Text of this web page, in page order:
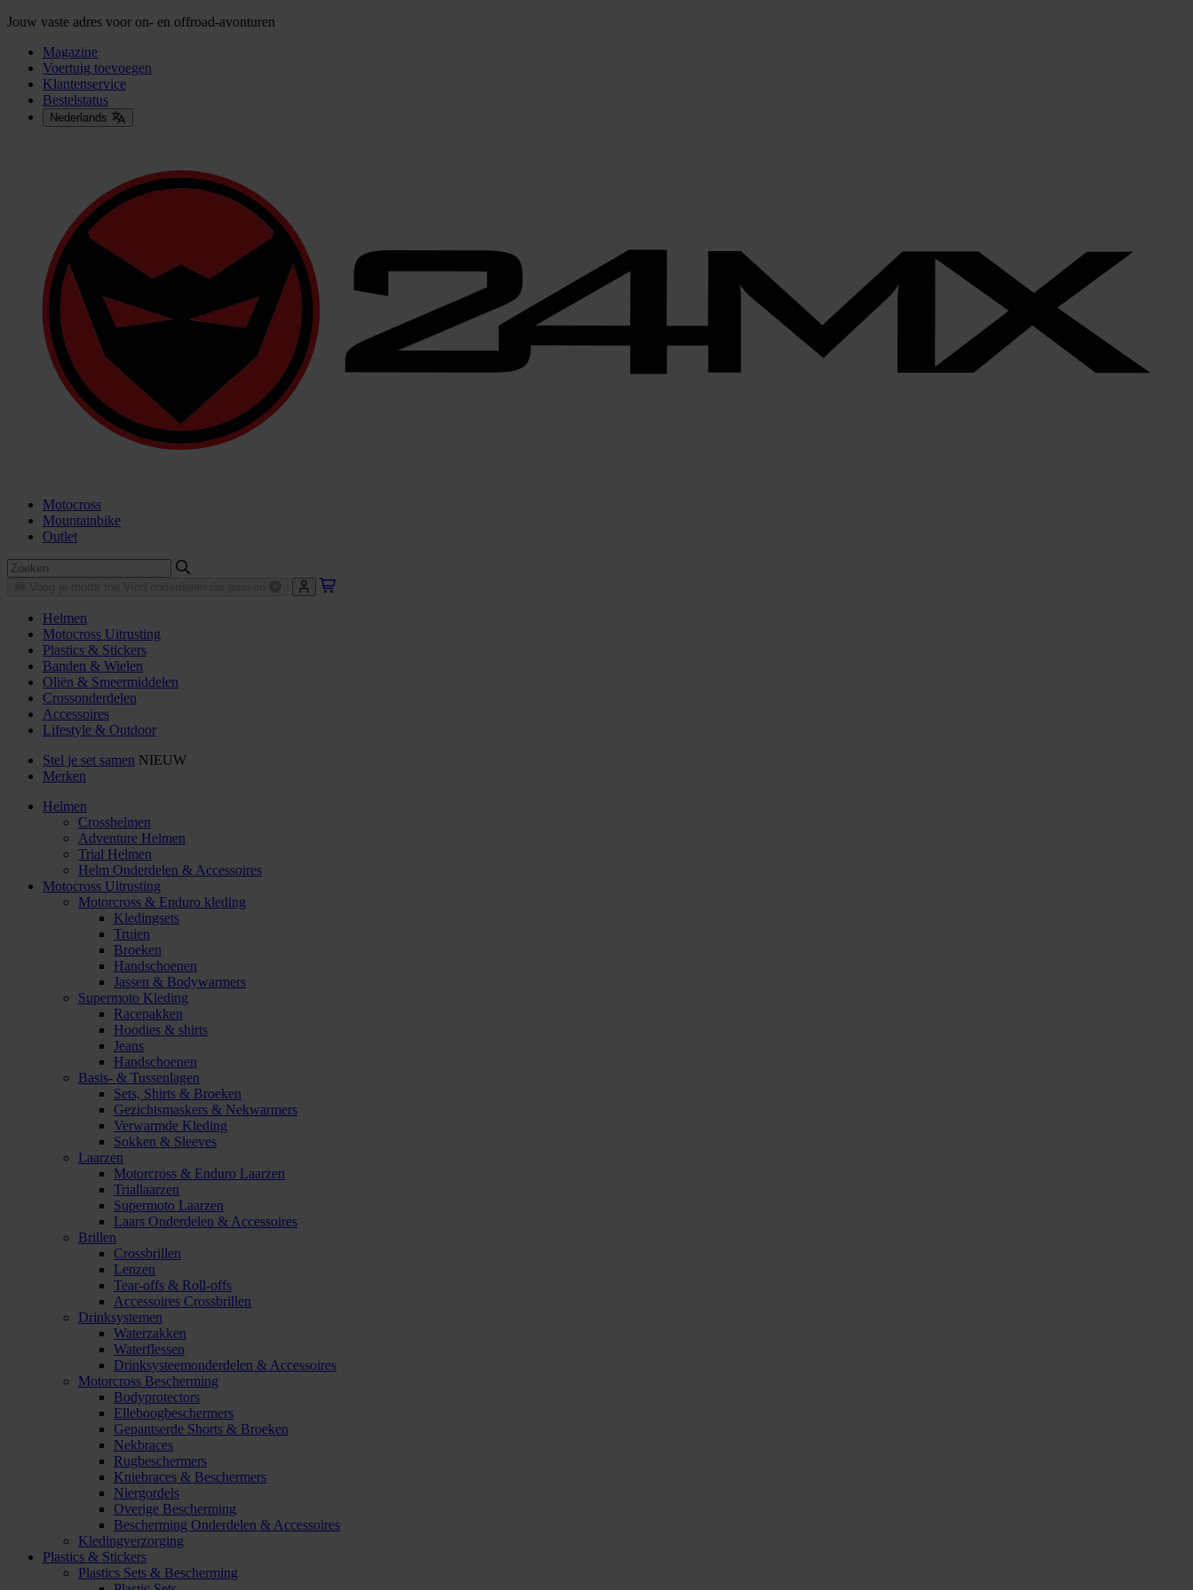
Jouw vaste adres voor on- en offroad-avonturen
Magazine
Voertuig toevoegen
Klantenservice
Bestelstatus
Nederlands
Motocross
Mountainbike
Outlet
Helmen
Motocross Uitrusting
Plastics & Stickers
Banden & Wielen
Oliën & Smeermiddelen
Crossonderdelen
Accessoires
Lifestyle & Outdoor
Stel je set samen NIEUW
Merken
Helmen
Crosshelmen
Adventure Helmen
Trial Helmen
Helm Onderdelen & Accessoires
Motocross Uitrusting
Motorcross & Enduro kleding
Kledingsets
Truien
Broeken
Handschoenen
Jassen & Bodywarmers
Supermoto Kleding
Racepakken
Hoodies & shirts
Jeans
Handschoenen
Basis- & Tussenlagen
Sets, Shirts & Broeken
Gezichtsmaskers & Nekwarmers
Verwarmde Kleding
Sokken & Sleeves
Laarzen
Motorcross & Enduro Laarzen
Triallaarzen
Supermoto Laarzen
Laars Onderdelen & Accessoires
Brillen
Crossbrillen
Lenzen
Tear-offs & Roll-offs
Accessoires Crossbrillen
Drinksystemen
Waterzakken
Waterflessen
Drinksysteemonderdelen & Accessoires
Motorcross Bescherming
Bodyprotectors
Elleboogbeschermers
Gepantserde Shorts & Broeken
Nekbraces
Rugbeschermers
Kniebraces & Beschermers
Niergordels
Overige Bescherming
Bescherming Onderdelen & Accessoires
Kledingverzorging
Plastics & Stickers
Plastics Sets & Bescherming